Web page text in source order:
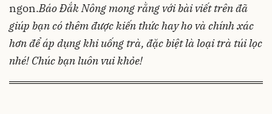
ngon.Báo Đắk Nôngmong rằng với bài viết trên đã
giúp bạn có thêm được kiến thức hay ho và chính xác
hơn để áp dụng khi uống trà, đặc biệt là loại trà túi lọc
nhé! Chúc bạn luôn vui khỏe!